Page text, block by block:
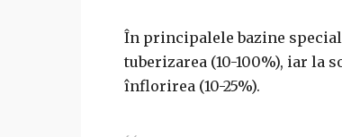
În principalele bazine
tuberizarea (10-100%), iar la
înflorirea (10-25%).